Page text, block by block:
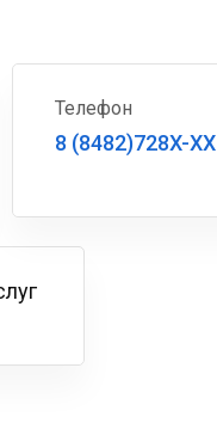
Телефон
8 (8482)728X-XX